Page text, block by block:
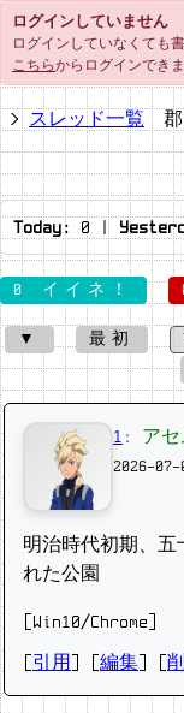
ログインしていません
ログインしていなくても
こちらからログインできま
スレッド一覧
Today: 0 |
0 イイネ！
▼ 最初
1 : アセ
2026-
明治時代初期、五
れた公園
[Win10/Chrome]
引用 編集